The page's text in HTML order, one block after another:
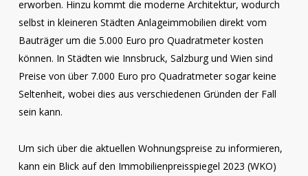
erworben. Hinzu kommt die moderne Architektur, wodurch
selbst in kleineren Städten Anlageimmobilien direkt vom
Bauträger um die 5.000 Euro pro Quadratmeter kosten
können. In Städten wie Innsbruck, Salzburg und Wien sind
Preise von über 7.000 Euro pro Quadratmeter sogar keine
Seltenheit, wobei dies aus verschiedenen Gründen der Fall
sein kann.
Um sich über die aktuellen Wohnungspreise zu informieren,
kann ein Blick auf den Immobilienpreisspiegel 2023 (WKO)